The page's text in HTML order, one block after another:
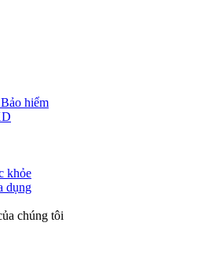
hiểm
khỏe
dụng
chúng tôi